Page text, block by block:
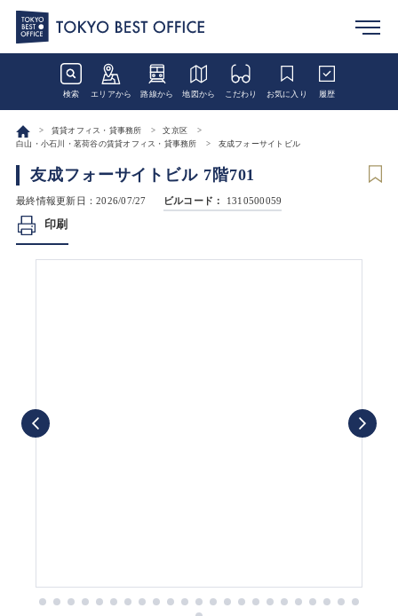
検索 エリアから 路線から 地図から こだわり お気に入り 履歴
賃貸オフィス・貸事務所
文京区
白山・小石川・茗荷谷の賃貸オフィス・貸事務所
友成フォーサイトビル
友成フォーサイトビル 7階701
最終情報更新日：2026/07/27 ビルコード： 1310500059
印刷